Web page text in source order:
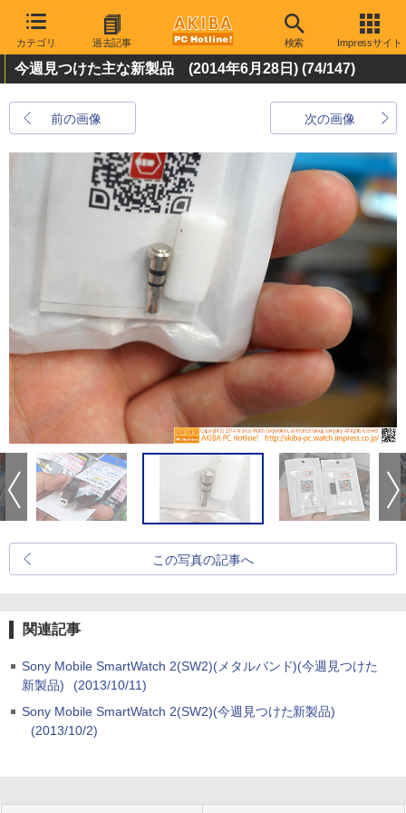
カテゴリ 過去記事 検索 Impressサイト
今週見つけた主な新製品 (2014年6月28日) (74/147)
前の画像 次の画像
この写真の記事へ
関連記事
Sony Mobile SmartWatch 2(SW2)(メタルバンド)(今週見つけた
新製品)
(2013/10/11)
Sony Mobile SmartWatch 2(SW2)(今週見つけた新製品)
(2013/10/2)